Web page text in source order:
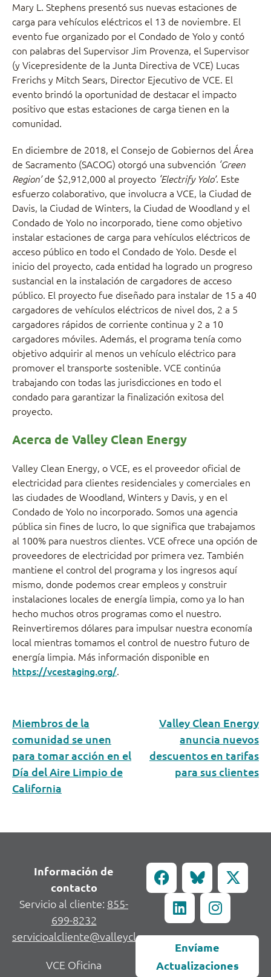
Mary L. Stephens presentó sus nuevas estaciones de
carga para vehículos eléctricos el 13 de noviembre. El
evento fue organizado por el Condado de Yolo y contó
con palabras del Supervisor Jim Provenza, el Supervisor
(y Vicepresidente de la Junta Directiva de VCE) Lucas
Frerichs y Mitch Sears, Director Ejecutivo de VCE. El
evento brindó la oportunidad de destacar el impacto
positivo que estas estaciones de carga tienen en la
comunidad.
En diciembre de 2018, el Consejo de Gobiernos del Área
de Sacramento (SACOG) otorgó una subvención ‘Green
Region’de $2,912,000 al proyecto ‘Electrify Yolo’. Este
esfuerzo colaborativo, que involucra a VCE, la Ciudad de
Davis, la Ciudad de Winters, la Ciudad de Woodland y el
Condado de Yolo no incorporado, tiene como objetivo
instalar estaciones de carga para vehículos eléctricos de
acceso público en todo el Condado de Yolo. Desde el
inicio del proyecto, cada entidad ha logrado un progreso
sustancial en la instalación de cargadores de acceso
público. El proyecto fue diseñado para instalar de 15 a 40
cargadores de vehículos eléctricos de nivel dos, 2 a 5
cargadores rápidos de corriente continua y 2 a 10
cargadores móviles. Además, el programa tenía como
objetivo adquirir al menos un vehículo eléctrico para
promover el transporte sostenible. VCE continúa
trabajando con todas las jurisdicciones en todo el
condado para garantizar la finalización exitosa del
proyecto.
Acerca de Valley Clean Energy
Valley Clean Energy, o VCE, es el proveedor oficial de
electricidad para clientes residenciales y comerciales en
las ciudades de Woodland, Winters y Davis, y en el
Condado de Yolo no incorporado. Somos una agencia
pública sin fines de lucro, lo que significa que trabajamos
al 100% para nuestros clientes. VCE ofrece una opción de
proveedores de electricidad por primera vez. También
mantiene el control del programa y los ingresos aquí
mismo, donde podemos crear empleos y construir
instalaciones locales de energía limpia, como ya lo han
hecho muchos otros programas como el nuestro.
Reinvertiremos dólares para impulsar nuestra economía
local mientras tomamos el control de nuestro futuro de
energía limpia. Más información disponible en
https://vcestaging.org/.
Miembros de la
comunidad se unen
para tomar acción en el
Día del Aire Limpio de
California
Valley Clean Energy
anuncia nuevos
descuentos en tarifas
para sus clientes
Información de
contacto
Servicio al cliente: 855-
699-8232
servicioalcliente@valleycleanenergy.org
VCE Oficina
Envíame
Actualizaciones